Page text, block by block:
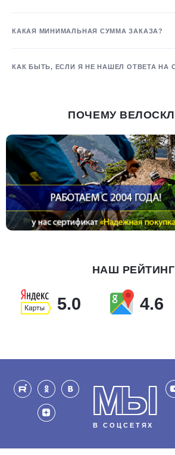
КАКАЯ МИНИМАЛЬНАЯ СУММА ЗАКАЗА?
КАК БЫТЬ, ЕСЛИ Я НЕ НАШЕЛ ОТВЕТА НА
ПОЧЕМУ
НАШ РЕЙТИНГ
5.0 4.6
МЫ
В СОЦСЕТЯХ